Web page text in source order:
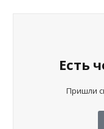
Есть
Пришли